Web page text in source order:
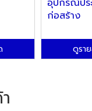
อุปกรณ์ปร
ก่อสร้าง
ดูรา